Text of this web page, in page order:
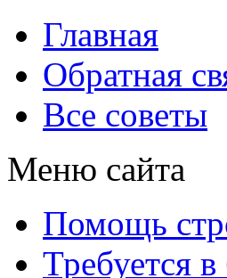
Главная
Обратная
Все советы
Меню сайта
Помощь
Требуется